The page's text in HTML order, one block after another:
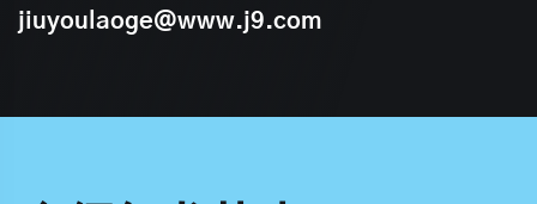
jiuyoulaoge@www.j9.com